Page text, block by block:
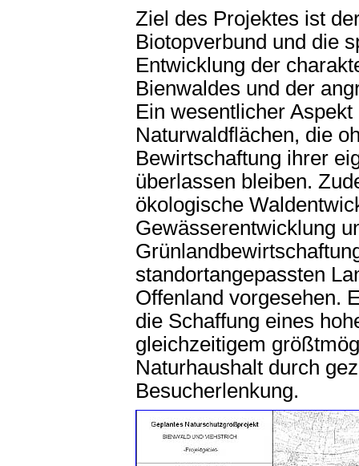
Ziel des Projektes ist
Biotopverbund und die
Entwicklung der
Bienwaldes und der
Ein wesentlicher
Naturwaldflächen, die
Bewirtschaftung ihrer
überlassen bleiben.
ökologische
Gewässerentwicklung
standortangepassten
Offenland vorgesehen.
die Schaffung eines
gleichzeitigem
Naturhaushalt durch
Besucherlenkung.